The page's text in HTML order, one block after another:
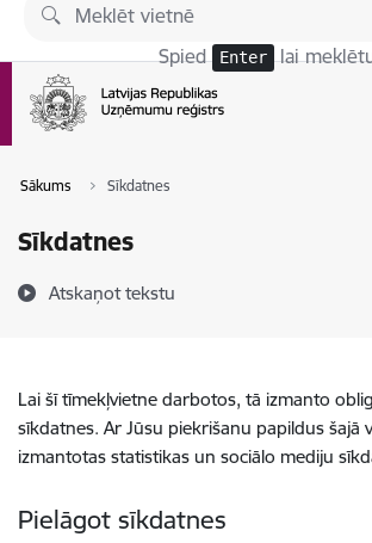
Pāriet uz lapas saturu
Spied Enter lai
Sākums Sīkdatnes
Sīkdatnes
Atskaņot tekstu
Lai šī tīmekļvietne darbotos, tā izmanto
sīkdatnes. Ar Jūsu piekrišanu papildus šajā
izmantotas statistikas un sociālo mediju
Pielāgot sīkdatnes